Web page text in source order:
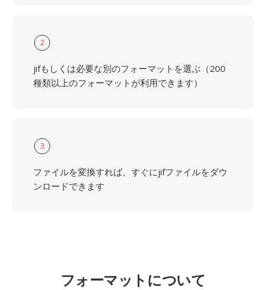
2
jifもしくは必要な別のフォーマットを選ぶ（200
種類以上のフォーマットが利用できます）
3
ファイルを変換すれば、すぐにjifファイルをダウ
ンロードできます
フォーマットについて